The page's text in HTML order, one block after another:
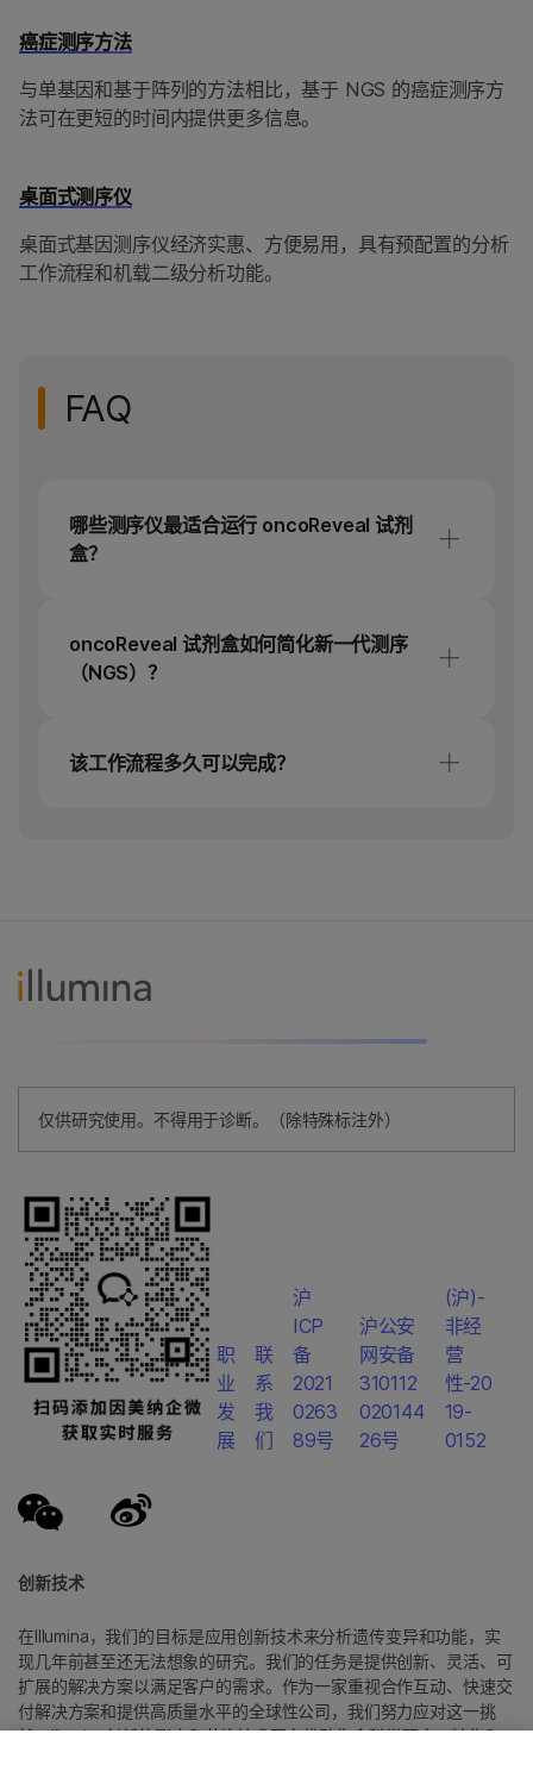
癌症测序方法
与单基因和基于阵列的方法相比，基于 NGS 的癌症测序方
法可在更短的时间内提供更多信息。
桌面式测序仪
桌面式基因测序仪经济实惠、方便易用，具有预配置的分析
工作流程和机载二级分析功能。
FAQ
哪些测序仪最适合运行 oncoReveal 试剂
盒？
列上运行，以实现最快的周转时间。该试剂盒
还兼容 MiSeq 和 MiSeqDx（研究用途模式）仪
时，可与 TruSight Oncology 500 形成很好的
oncoReveal 试剂盒如何简化新一代测序
（NGS）？
（SLIMamp）化学技术设计，可在单管中实现
该工作流程多久可以完成？
仅供研究使用。不得用于诊断。（除特殊标注外）
创新技术
在Illumina，我们的目标是应用创新技术来分析遗传变异和功能，实
现几年前甚至还无法想象的研究。我们的任务是提供创新、灵活、可
扩展的解决方案以满足客户的需求。作为一家重视合作互动、快速交
付解决方案和提供高质量水平的全球性公司，我们努力应对这一挑
战。Illumina创新的测序和芯片技术正在推动生命科学研究、转化和
职
业
发
展
联
系
我
们
沪
ICP
备
2021
0263
89号
沪公安
网安备
310112
020144
26号
(沪)-
非经
营
性-20
19-
0152